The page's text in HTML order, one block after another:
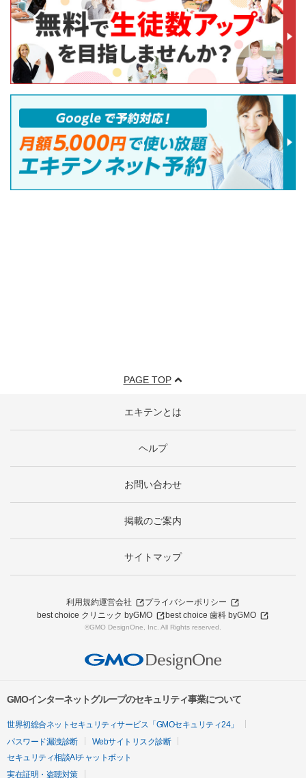
PAGE TOP
エキテンとは
ヘルプ
お問い合わせ
掲載のご案内
サイトマップ
利用規約運営会社
プライバシーポリシー
best choice クリニック byGMO
best choice 歯科 byGMO
©GMO DesignOne, Inc. All Rights reserved.
GMOインターネットグループのセキュリティ事業について
世界初総合ネットセキュリティサービス「GMOセキュリティ24」
パスワード漏洩診断
Webサイトリスク診断
セキュリティ相談AIチャットボット
実在証明・盗聴対策